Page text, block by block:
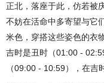
正北，落座于此，仿若被
不妨在活命中多寄望与它
米色，穿搭这些姿色的衣
吉时是丑时（01:00 -
（09:00 - 10:59），在吉